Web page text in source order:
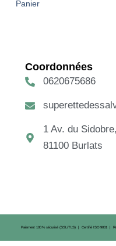
Panier
Coordonnées
0620675686
1 Av. du Sidobre,
81100 Burlats
Paiement 100 % sécurisé (SSL/TLS) | Certifié ISO 9001 |